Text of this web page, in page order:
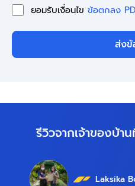
ยอมรับเงื่อนไข ข้อตกลง
ส่ง
รีวิวจากเจ้าของบ้า
Laksika